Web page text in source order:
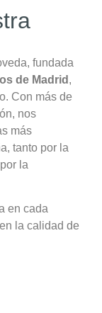
fundada
de Madrid ,
Con más de
nos
más
tanto por la
la
en cada
la calidad de